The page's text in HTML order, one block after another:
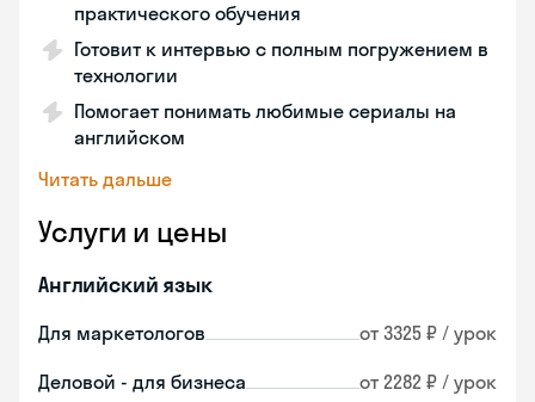
практического обучения
Готовит к интервью с полным погружением в
технологии
Помогает понимать любимые сериалы на
английском
Читать дальше
Услуги и цены
Английский язык
Для маркетологов от 3325 ₽ / урок
Деловой - для бизнеса от 2282 ₽ / урок